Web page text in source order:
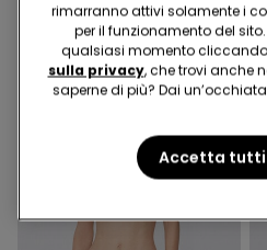
Potrebbe piacerti anche
rimarranno attivi solamente i
per il funzionamento del
qualsiasi momento
sulla privacy, che trovi anche
saperne di più? Dai
Accetta tutti